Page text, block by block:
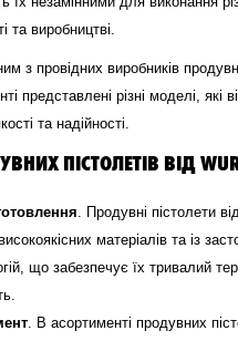
та виробництві.
з провідних виробників
представлені різні моделі, які
та надійності.
ПІСТОЛЕТІВ ВІД
. Продувні пістолети
матеріалів та із
що забезпечує їх тривалий
. В асортименті продувних